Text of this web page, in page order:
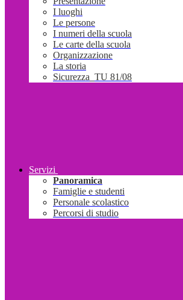
I luoghi
Le persone
I numeri della scuola
Le carte della scuola
Organizzazione
La storia
Sicurezza_TU 81/08
Servizi
Panoramica
Famiglie e studenti
Personale scolastico
Percorsi di studio